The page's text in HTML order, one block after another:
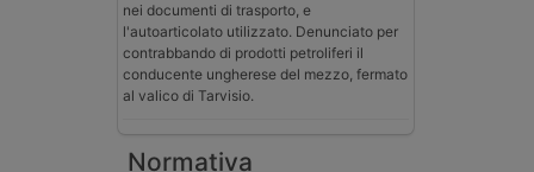
nei documenti di trasporto, e
l'autoarticolato utilizzato. Denunciato per
contrabbando di prodotti petroliferi il
conducente ungherese del mezzo, fermato
al valico di Tarvisio.
Normativa